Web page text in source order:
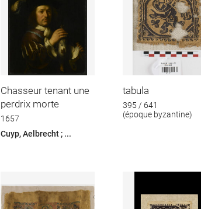
Chasseur tenant une
perdrix morte
1657
Cuyp, Aelbrecht ; ...
tabula
395 / 641
(époque byzantine)